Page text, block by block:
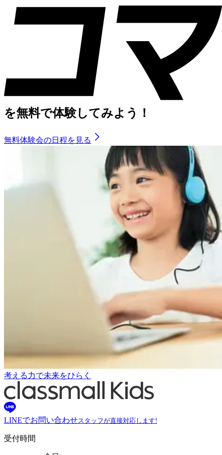
を無料で体験してみよう！
無料体験会の日程を見る
考える力で未来をひらく
LINEでお問い合わせスタッフが直接対応します!
受付時間